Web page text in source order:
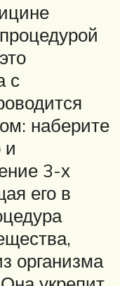
с
наберите
и
3-х
его в
организма